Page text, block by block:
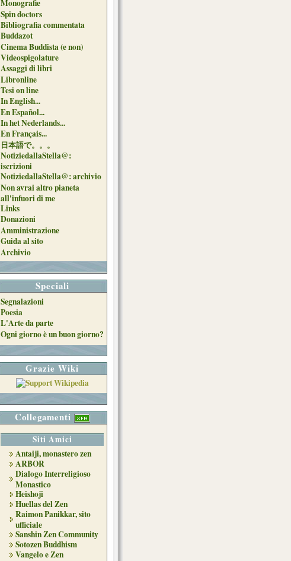
Monografie
Spin doctors
Bibliografia commentata
Buddazot
Cinema Buddista (e non)
Videospigolature
Assaggi di libri
Libronline
Tesi on line
In English...
En Español...
In het Nederlands...
En Français...
日本語で。。。
NotiziedallaStella@:
iscrizioni
NotiziedallaStella@: archivio
Non avrai altro pianeta
all'infuori di me
Links
Donazioni
Amministrazione
Guida al sito
Archivio
Speciali
Segnalazioni
Poesia
L'Arte da parte
Ogni giorno è un buon giorno?
Grazie Wiki
Collegamenti
Siti Amici
Antaiji, monastero zen
ARBOR
Dialogo Interreligioso
Monastico
Heishoji
Huellas del Zen
Raimon Panikkar, sito
ufficiale
Sanshin Zen Community
Sotozen Buddhism
Vangelo e Zen